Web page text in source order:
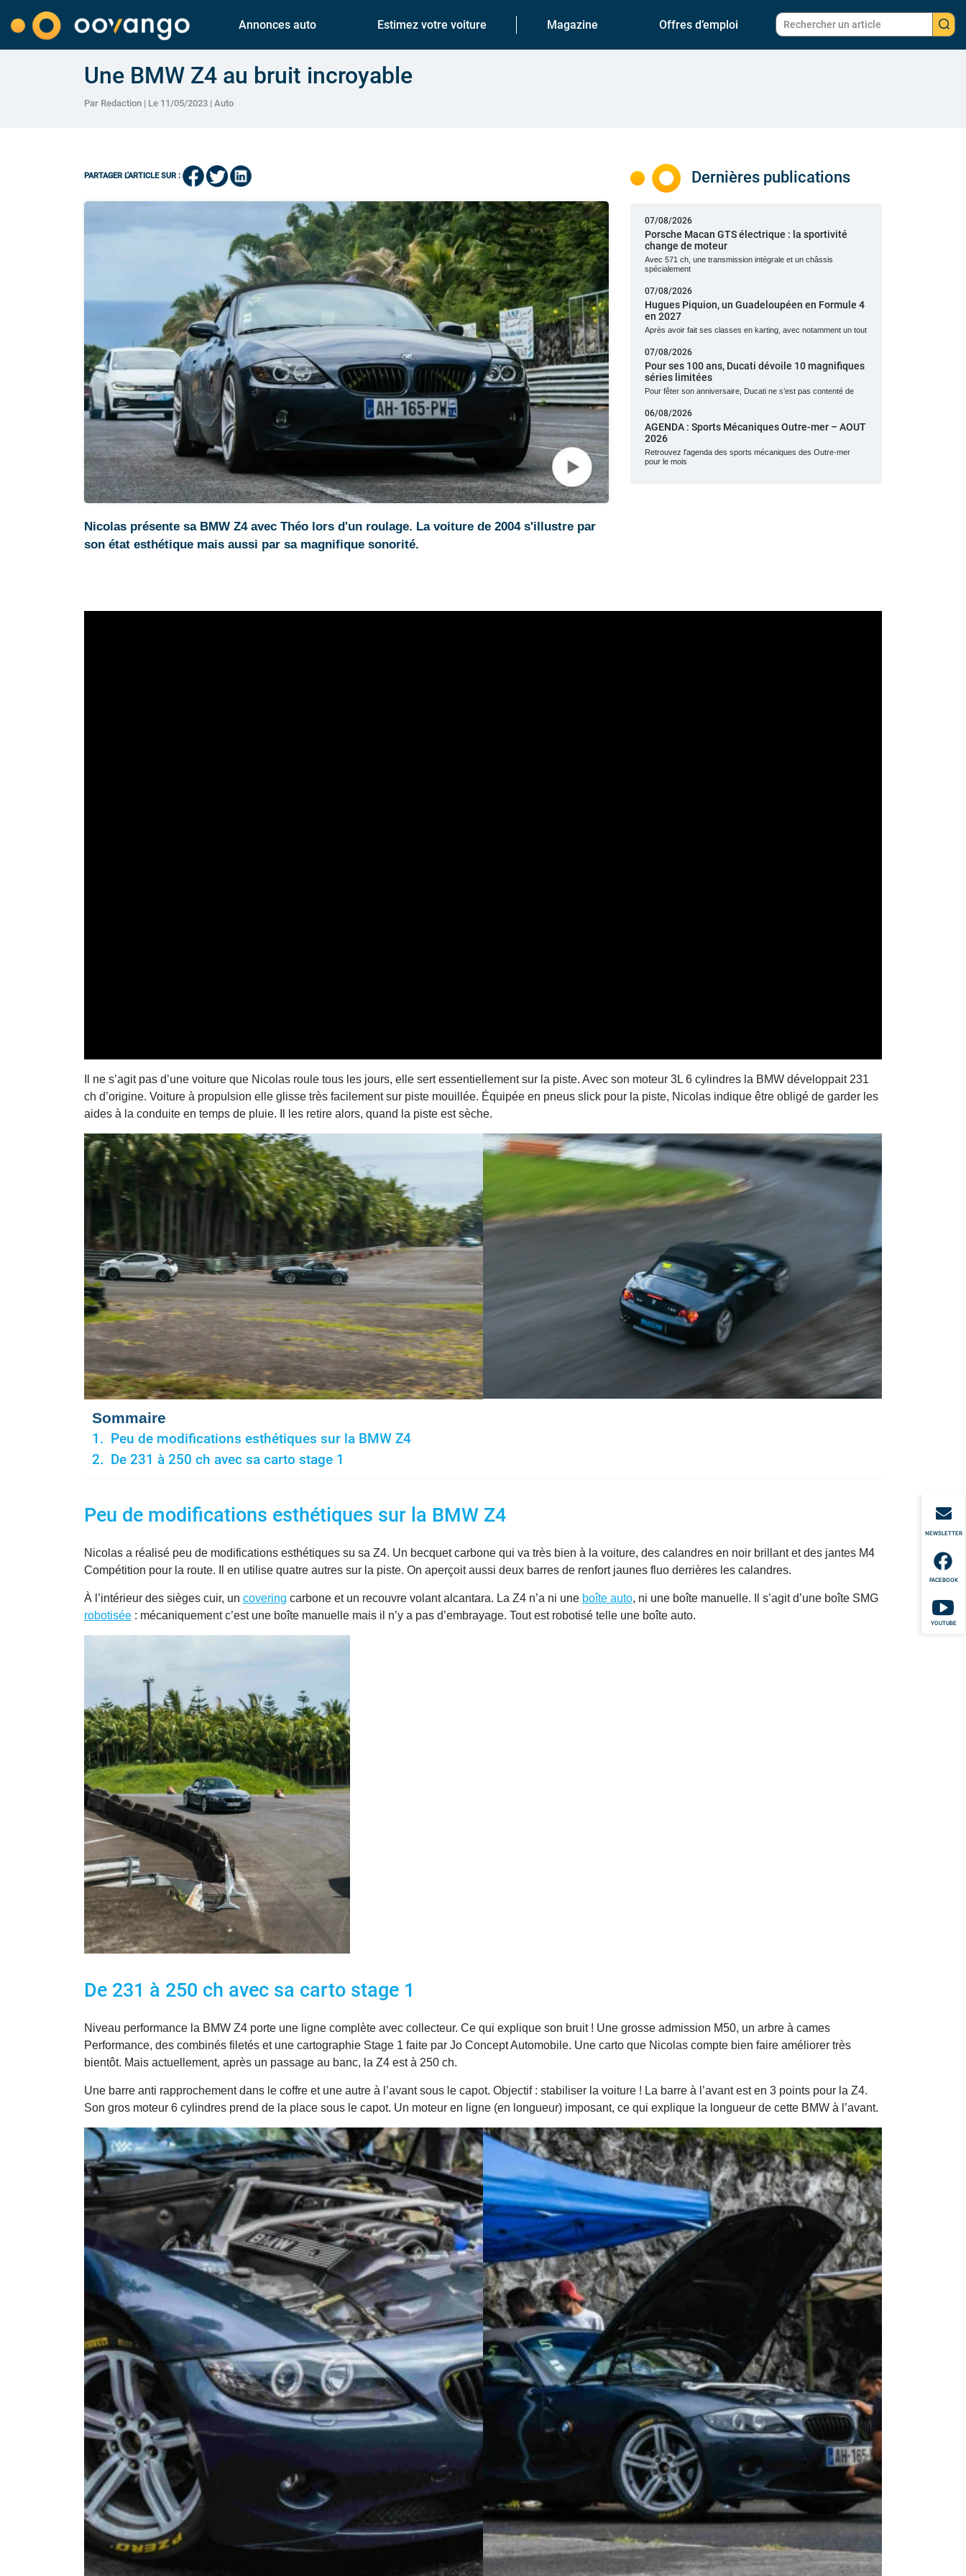
Annonces auto Estimez votre voiture Magazine Offres d’emploi
NEWSLETTER
FACEBOOK
YOUTUBE
Une BMW Z4 au bruit incroyable
Par Redaction | Le 11/05/2023 | Auto
PARTAGER L'ARTICLE SUR :
Nicolas présente sa BMW Z4 avec Théo lors d'un roulage. La voiture de 2004 s'illustre par
son état esthétique mais aussi par sa magnifique sonorité.
Dernières publications
07/08/2026
Porsche Macan GTS électrique : la sportivité
change de moteur
Avec 571 ch, une transmission intégrale et un châssis
spécialement
07/08/2026
Hugues Piquion, un Guadeloupéen en Formule 4
en 2027
Après avoir fait ses classes en karting, avec notamment un tout
07/08/2026
Pour ses 100 ans, Ducati dévoile 10 magnifiques
séries limitées
Pour fêter son anniversaire, Ducati ne s’est pas contenté de
06/08/2026
AGENDA : Sports Mécaniques Outre-mer – AOUT
2026
Retrouvez l'agenda des sports mécaniques des Outre-mer
pour le mois
Il ne s’agit pas d’une voiture que Nicolas roule tous les jours, elle sert essentiellement sur la piste. Avec son moteur 3L 6 cylindres la BMW développait 231
ch d’origine. Voiture à propulsion elle glisse très facilement sur piste mouillée. Équipée en pneus slick pour la piste, Nicolas indique être obligé de garder les
aides à la conduite en temps de pluie. Il les retire alors, quand la piste est sèche.
Sommaire
Peu de modifications esthétiques sur la BMW Z4
De 231 à 250 ch avec sa carto stage 1
Peu de modifications esthétiques sur la BMW Z4
Nicolas a réalisé peu de modifications esthétiques su sa Z4. Un becquet carbone qui va très bien à la voiture, des calandres en noir brillant et des jantes M4
Compétition pour la route. Il en utilise quatre autres sur la piste. On aperçoit aussi deux barres de renfort jaunes fluo derrières les calandres.
À l’intérieur des sièges cuir, un covering carbone et un recouvre volant alcantara. La Z4 n’a ni une boîte auto, ni une boîte manuelle. Il s’agit d’une boîte SMG
robotisée : mécaniquement c’est une boîte manuelle mais il n’y a pas d’embrayage. Tout est robotisé telle une boîte auto.
De 231 à 250 ch avec sa carto stage 1
Niveau performance la BMW Z4 porte une ligne complète avec collecteur. Ce qui explique son bruit ! Une grosse admission M50, un arbre à cames
Performance, des combinés filetés et une cartographie Stage 1 faite par Jo Concept Automobile. Une carto que Nicolas compte bien faire améliorer très
bientôt. Mais actuellement, après un passage au banc, la Z4 est à 250 ch.
Une barre anti rapprochement dans le coffre et une autre à l’avant sous le capot. Objectif : stabiliser la voiture ! La barre à l’avant est en 3 points pour la Z4.
Son gros moteur 6 cylindres prend de la place sous le capot. Un moteur en ligne (en longueur) imposant, ce qui explique la longueur de cette BMW à l’avant.